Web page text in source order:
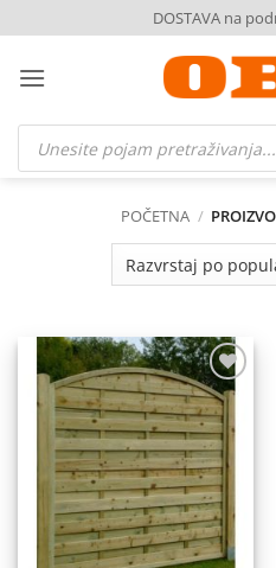
to
content
DOSTAVA na
Products
search
POČETNA /
Dodaj
na
listu
želja